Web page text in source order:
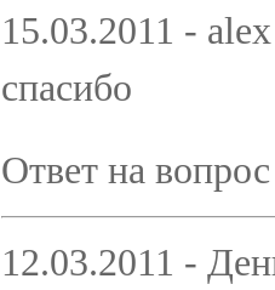
15.03.2011 - alex
спасибо
Ответ на
12.03.2011 -